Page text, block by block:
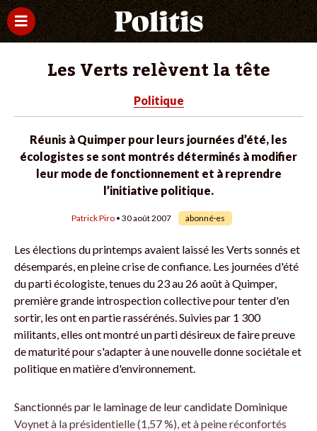
Les Verts relèvent la tête
Politique
Réunis à Quimper pour leurs journées d’été, les
écologistes se sont montrés déterminés à modifier
leur mode de fonctionnement et à reprendre
l’initiative politique.
Patrick Piro • 30 août 2007 abonné·es
Les élections du printemps avaient laissé les Verts sonnés et
désemparés, en pleine crise de confiance. Les journées d'été
du parti écologiste, tenues du 23 au 26 août à Quimper,
première grande introspection collective pour tenter d'en
sortir, les ont en partie rassérénés. Suivies par 1 300
militants, elles ont montré un parti désireux de faire preuve
de maturité pour s'adapter à une nouvelle donne sociétale et
politique en matière d'environnement.
Sanctionnés par le laminage de leur candidate Dominique
Voynet à la présidentielle (1,57 %), et à peine réconfortés